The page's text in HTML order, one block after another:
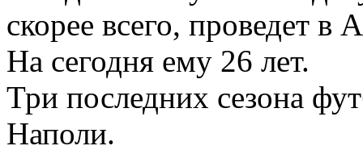
скорее всего, проведет в
На сегодня ему 26 лет.
Три последних сезона
Наполи.